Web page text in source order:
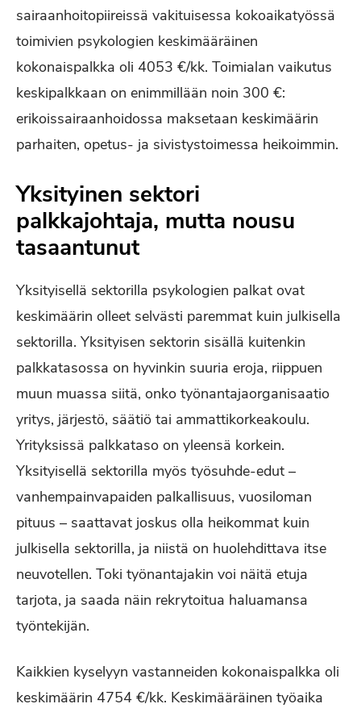
sairaanhoitopiireissä vakituisessa kokoaikatyössä
toimivien psykologien keskimääräinen
kokonaispalkka oli 4053 €/kk. Toimialan vaikutus
keskipalkkaan on enimmillään noin 300 €:
erikoissairaanhoidossa maksetaan keskimäärin
parhaiten, opetus- ja sivistystoimessa heikoimmin.
Yksityinen sektori
palkkajohtaja, mutta nousu
tasaantunut
Yksityisellä sektorilla psykologien palkat ovat
keskimäärin olleet selvästi paremmat kuin julkisella
sektorilla. Yksityisen sektorin sisällä kuitenkin
palkkatasossa on hyvinkin suuria eroja, riippuen
muun muassa siitä, onko työnantajaorganisaatio
yritys, järjestö, säätiö tai ammattikorkeakoulu.
Yrityksissä palkkataso on yleensä korkein.
Yksityisellä sektorilla myös työsuhde-edut –
vanhempainvapaiden palkallisuus, vuosiloman
pituus – saattavat joskus olla heikommat kuin
julkisella sektorilla, ja niistä on huolehdittava itse
neuvotellen. Toki työnantajakin voi näitä etuja
tarjota, ja saada näin rekrytoitua haluamansa
työntekijän.
Kaikkien kyselyyn vastanneiden kokonaispalkka oli
keskimäärin 4754 €/kk. Keskimääräinen työaika